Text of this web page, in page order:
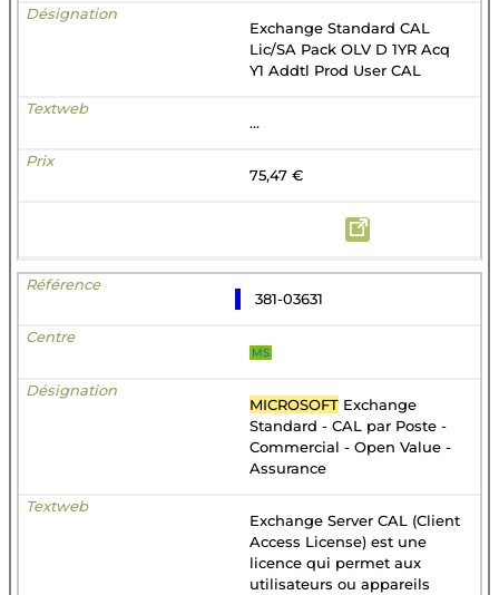
Exchange Standard CAL
Lic/SA Pack OLV D 1YR Acq
Y1 Addtl Prod User CAL
...
75,47 €
381-03631
MS
MICROSOFT Exchange
Standard - CAL par Poste -
Commercial - Open Value -
Assurance
Exchange Server CAL (Client
Access License) est une
licence qui permet aux
utilisateurs ou appareils